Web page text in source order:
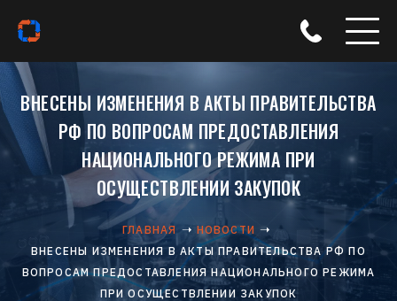
ВНЕСЕНЫ ИЗМЕНЕНИЯ В АКТЫ ПРАВИТЕЛЬСТВА
РФ ПО ВОПРОСАМ ПРЕДОСТАВЛЕНИЯ
НАЦИОНАЛЬНОГО РЕЖИМА ПРИ
ОСУЩЕСТВЛЕНИИ ЗАКУПОК
ГЛАВНАЯ
НОВОСТИ
ВНЕСЕНЫ ИЗМЕНЕНИЯ В АКТЫ ПРАВИТЕЛЬСТВА РФ ПО
ВОПРОСАМ ПРЕДОСТАВЛЕНИЯ НАЦИОНАЛЬНОГО РЕЖИМА
ПРИ ОСУЩЕСТВЛЕНИИ ЗАКУПОК